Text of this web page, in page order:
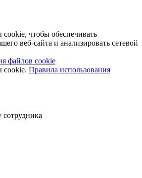
чтобы обеспечивать
веб-сайта и анализировать сетевой
файлов cookie
cookie. Правила использования